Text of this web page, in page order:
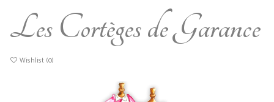
Les Cortèges de Garance
Wishlist (0)